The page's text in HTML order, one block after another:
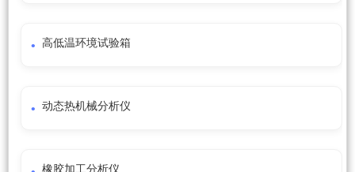
高低温环境试验箱
动态热机械分析仪
橡胶加工分析仪